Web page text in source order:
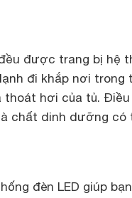
được trang bị hệ
đi khắp nơi trong
thoát hơi của tủ.
chất dinh dưỡng có
đèn LED giúp